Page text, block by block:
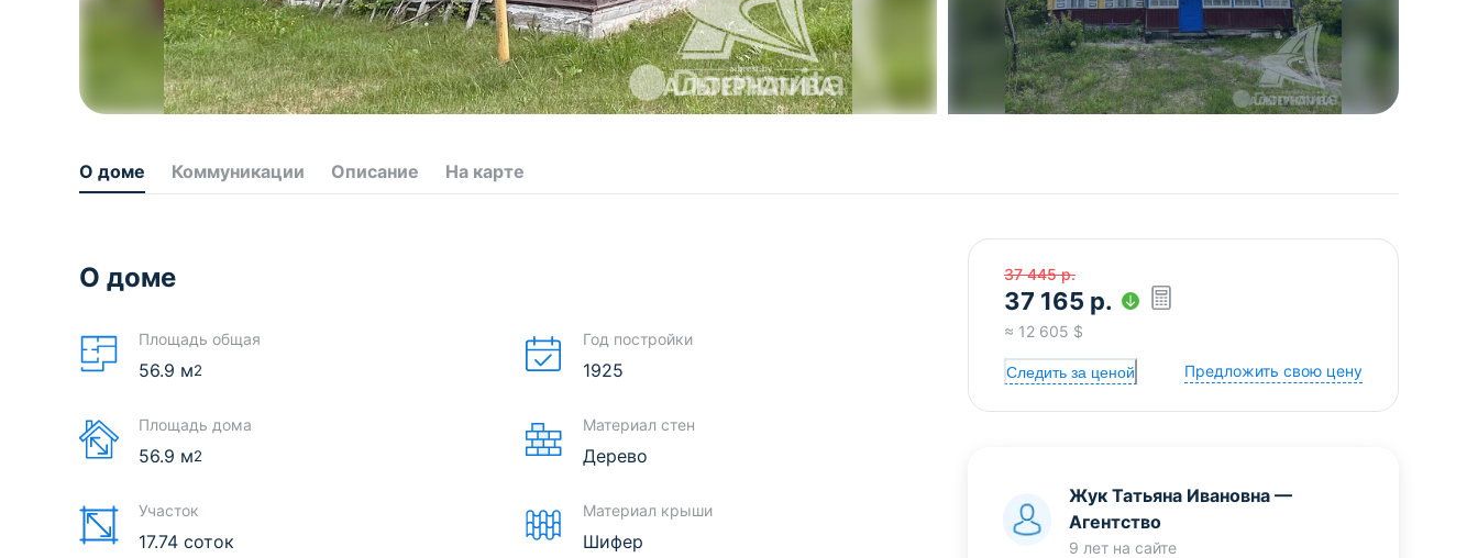
О доме Коммуникации Описание На карте
О доме
Площадь общая
56.9 м2
Площадь дома
56.9 м2
Участок
17.74 соток
Год постройки
1925
Материал стен
Дерево
Материал крыши
Шифер
37 445 р.
37 165 р.
≈ 12 605 $
Следить за ценой Предложить свою цену
Жук Татьяна Ивановна —
Агентство
9 лет на сайте